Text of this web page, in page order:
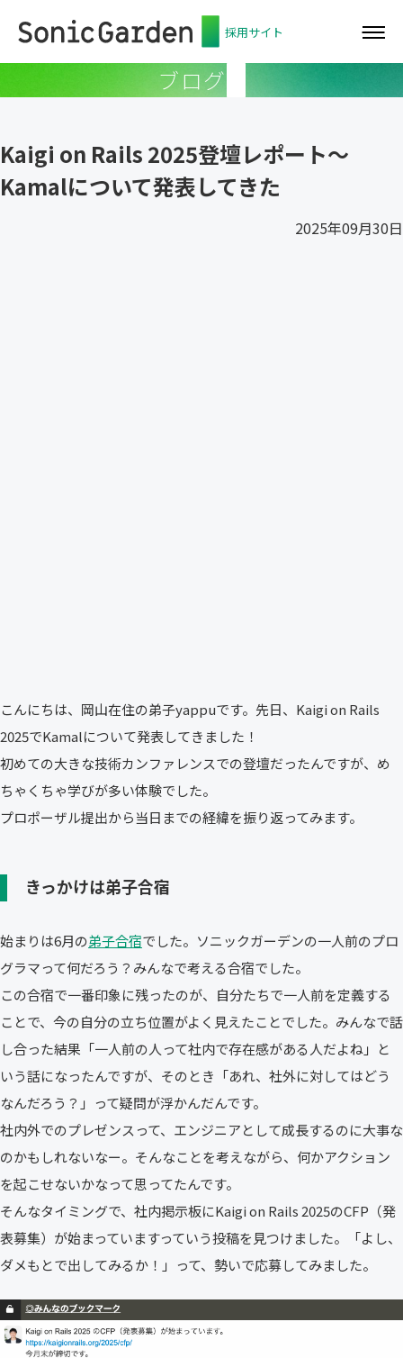
採用サイト
ブログ
Kaigi on Rails 2025登壇レポート〜
Kamalについて発表してきた
2025年09月30日
こんにちは、岡山在住の弟子yappuです。先日、Kaigi on Rails
2025でKamalについて発表してきました！
初めての大きな技術カンファレンスでの登壇だったんですが、め
ちゃくちゃ学びが多い体験でした。
プロポーザル提出から当日までの経緯を振り返ってみます。
きっかけは弟子合宿
始まりは6月の弟子合宿でした。ソニックガーデンの一人前のプロ
グラマって何だろう？みんなで考える合宿でした。
この合宿で一番印象に残ったのが、自分たちで一人前を定義する
ことで、今の自分の立ち位置がよく見えたことでした。みんなで話
し合った結果「一人前の人って社内で存在感がある人だよね」と
いう話になったんですが、そのとき「あれ、社外に対してはどう
なんだろう？」って疑問が浮かんだんです。
社内外でのプレゼンスって、エンジニアとして成長するのに大事な
のかもしれないなー。そんなことを考えながら、何かアクション
を起こせないかなって思ってたんです。
そんなタイミングで、社内掲示板にKaigi on Rails 2025のCFP（発
表募集）が始まっていますっていう投稿を見つけました。「よし、
ダメもとで出してみるか！」って、勢いで応募してみました。